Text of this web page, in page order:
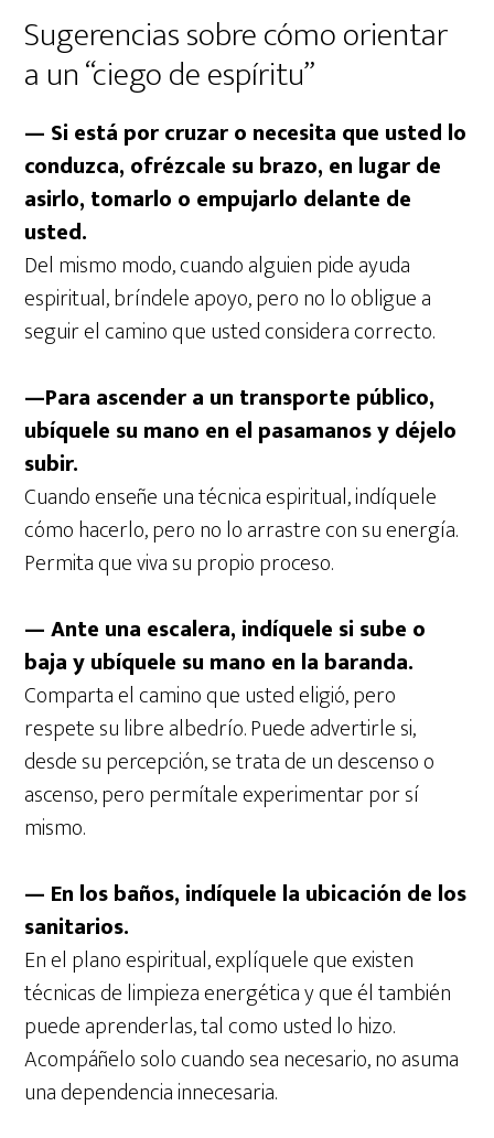
Sugerencias sobre cómo orientar
a un “ciego de espíritu”
— Si está por cruzar o necesita que usted lo
conduzca, ofrézcale su brazo, en lugar de
asirlo, tomarlo o empujarlo delante de
usted.
Del mismo modo, cuando alguien pide ayuda
espiritual, bríndele apoyo, pero no lo obligue a
seguir el camino que usted considera correcto.
—Para ascender a un transporte público,
ubíquele su mano en el pasamanos y déjelo
subir.
Cuando enseñe una técnica espiritual, indíquele
cómo hacerlo, pero no lo arrastre con su energía.
Permita que viva su propio proceso.
— Ante una escalera, indíquele si sube o
baja y ubíquele su mano en la baranda.
Comparta el camino que usted eligió, pero
respete su libre albedrío. Puede advertirle si,
desde su percepción, se trata de un descenso o
ascenso, pero permítale experimentar por sí
mismo.
— En los baños, indíquele la ubicación de los
sanitarios.
En el plano espiritual, explíquele que existen
técnicas de limpieza energética y que él también
puede aprenderlas, tal como usted lo hizo.
Acompáñelo solo cuando sea necesario, no asuma
una dependencia innecesaria.